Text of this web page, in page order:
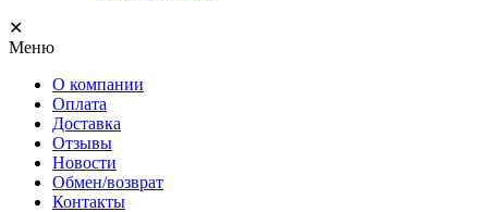
✕
Меню
О компании
Оплата
Доставка
Отзывы
Новости
Обмен/возврат
Контакты